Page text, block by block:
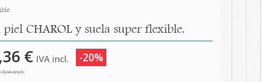
CHAROL y suela super flexible.
€ IVA incl. -20%
IVA incl.